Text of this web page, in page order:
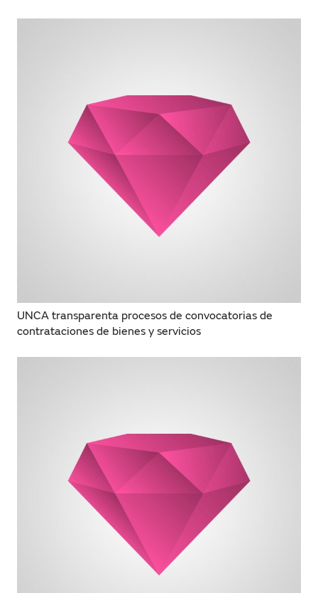
UNCA transparenta procesos de convocatorias de
contrataciones de bienes y servicios